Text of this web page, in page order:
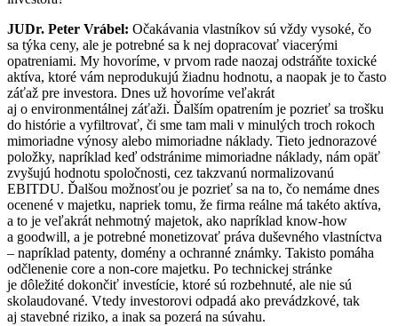
JUDr. Peter Vrábel: Očakávania vlastníkov sú vždy vysoké, čo
sa týka ceny, ale je potrebné sa k nej dopracovať viacerými
opatreniami. My hovoríme, v prvom rade naozaj odstráňte toxické
aktíva, ktoré vám neprodukujú žiadnu hodnotu, a naopak je to často
záťaž pre investora. Dnes už hovoríme veľakrát
aj o environmentálnej záťaži. Ďalším opatrením je pozrieť sa trošku
do histórie a vyfiltrovať, či sme tam mali v minulých troch rokoch
mimoriadne výnosy alebo mimoriadne náklady. Tieto jednorazové
položky, napríklad keď odstránime mimoriadne náklady, nám opäť
zvyšujú hodnotu spoločnosti, cez takzvanú normalizovanú
EBITDU. Ďalšou možnosťou je pozrieť sa na to, čo nemáme dnes
ocenené v majetku, napriek tomu, že firma reálne má takéto aktíva,
a to je veľakrát nehmotný majetok, ako napríklad know-how
a goodwill, a je potrebné monetizovať práva duševného vlastníctva
– napríklad patenty, domény a ochranné známky. Takisto pomáha
odčlenenie core a non-core majetku. Po technickej stránke
je dôležité dokončiť investície, ktoré sú rozbehnuté, ale nie sú
skolaudované. Vtedy investorovi odpadá ako prevádzkové, tak
aj stavebné riziko, a inak sa pozerá na súvahu.